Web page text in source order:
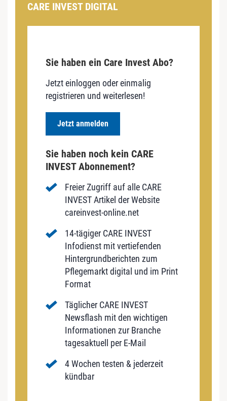
CARE INVEST DIGITAL
Sie haben ein Care Invest Abo?
Jetzt einloggen oder einmalig
registrieren und weiterlesen!
Jetzt anmelden
Sie haben noch kein CARE
INVEST Abonnement?
Freier Zugriff auf alle CARE
INVEST Artikel der Website
careinvest-online.net
14-tägiger CARE INVEST
Infodienst mit vertiefenden
Hintergrundberichten zum
Pflegemarkt digital und im Print
Format
Täglicher CARE INVEST
Newsflash mit den wichtigen
Informationen zur Branche
tagesaktuell per E-Mail
4 Wochen testen & jederzeit
kündbar